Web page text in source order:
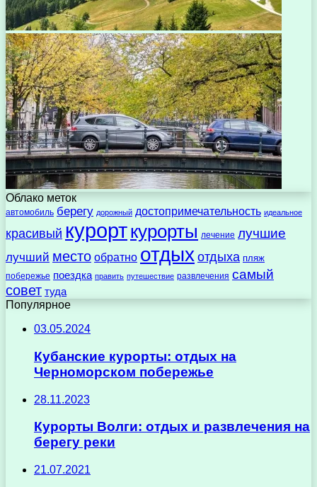
Облако меток
автомобиль берегу дорожный достопримечательность идеальное
красивый курорткурорты лечение лучшие
лучший место обратно отдыхотдыха пляж
побережье поездка править путешествие развлечения самый
совет туда
Популярное
03.05.2024
Кубанские курорты: отдых на
Черноморском побережье
28.11.2023
Курорты Волги: отдых и развлечения на
берегу реки
21.07.2021